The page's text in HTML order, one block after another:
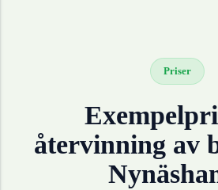
Priser
återvinning av